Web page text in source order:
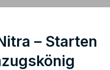
– Starten